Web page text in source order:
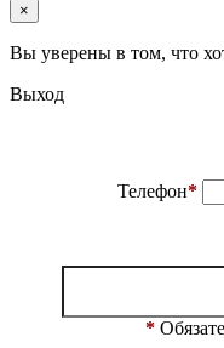
×
Вы уверены в том, что
Выход
Телефон*
*